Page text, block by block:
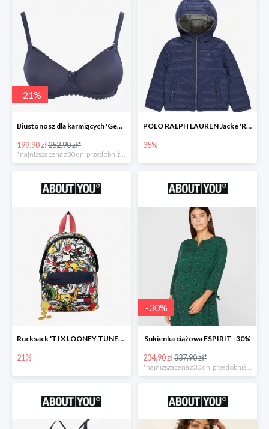
-21%
Biustonosz dla karmiących 'Geo Lace' -21%
199.90 zł252.90 zł*
POLO RALPH LAUREN Jacke 'REVERSE' w kolorze granatowym
35%
Rucksack 'TJ X LOONEY TUNES Plecak
21%
-30%
Sukienka ciążowa ESPIRIT -30%
234.90 zł337.90 zł*
*najniższa cena z 30 dni przed obniżką